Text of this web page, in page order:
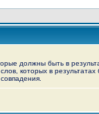
должны быть в
которых в результатах